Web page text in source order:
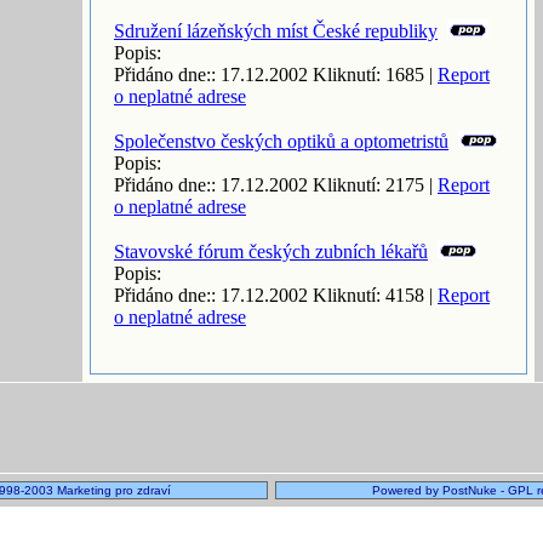
Sdružení lázeňských míst České republiky
Popis:
Přidáno dne:: 17.12.2002 Kliknutí: 1685 | Report
o neplatné adrese
Společenstvo českých optiků a optometristů
Popis:
Přidáno dne:: 17.12.2002 Kliknutí: 2175 | Report
o neplatné adrese
Stavovské fórum českých zubních lékařů
Popis:
Přidáno dne:: 17.12.2002 Kliknutí: 4158 | Report
o neplatné adrese
2003 Marketing pro zdraví Powered by PostNuke - GPL